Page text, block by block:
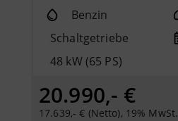
Benzin
Schaltgetriebe
48 kW (65 PS)
20.990,- €
17.639,- € (Netto), 19% MwSt.